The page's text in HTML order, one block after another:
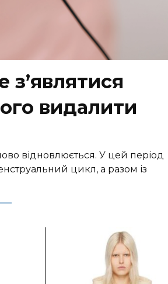
з’являтися
видалити
відновлюється. У цей період
цикл, а разом із